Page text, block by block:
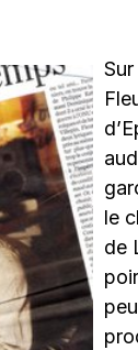
Sur
le
de